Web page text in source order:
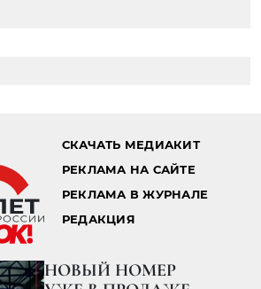
СКАЧАТЬ МЕДИАКИТ
РЕКЛАМА НА САЙТЕ
РЕКЛАМА В ЖУРНАЛЕ
РЕДАКЦИЯ
НОВЫЙ НОМЕР